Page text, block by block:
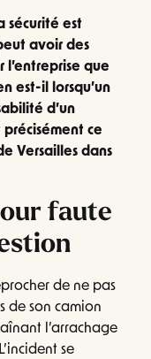
sécurité est
avoir des
l’entreprise que
est-il lorsqu’un
d’un
précisément ce
Versailles dans
faute
de ne pas
de son camion
l’arrachage
se